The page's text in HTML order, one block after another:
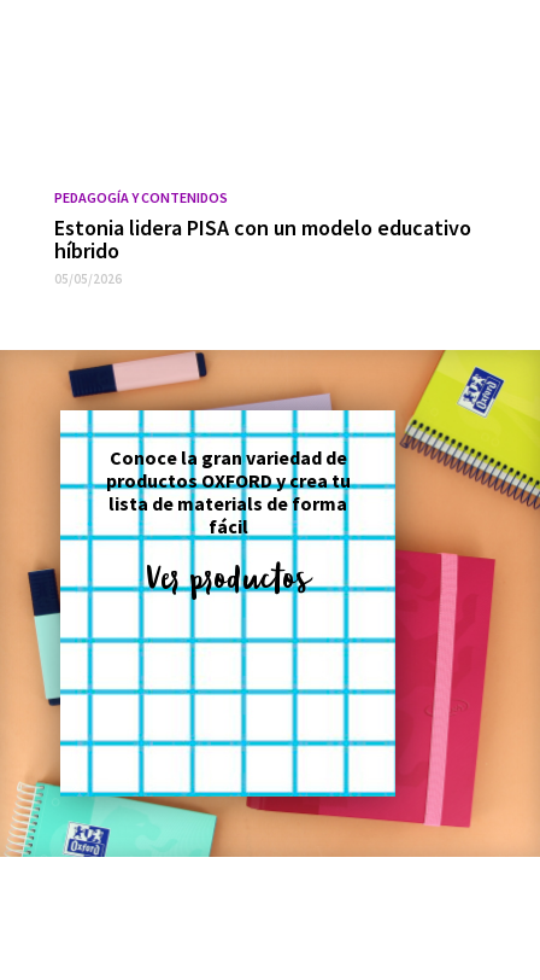
PEDAGOGÍA Y CONTENIDOS
Estonia lidera PISA con un modelo educativo
híbrido
05/05/2026
Conoce la gran variedad de
productos OXFORD y crea tu
lista de materials de forma
fácil
Ver productos